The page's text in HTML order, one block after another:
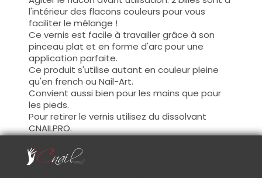
l'intérieur des flacons couleurs pour vous
faciliter le mélange !
Ce vernis est facile à travailler grâce à son
pinceau plat et en forme d'arc pour une
application parfaite.
Ce produit s'utilise autant en couleur pleine
qu'en french ou Nail-Art.
Convient aussi bien pour les mains que pour
les pieds.
Pour retirer le vernis utilisez du dissolvant
CNAILPRO.
Conseil :